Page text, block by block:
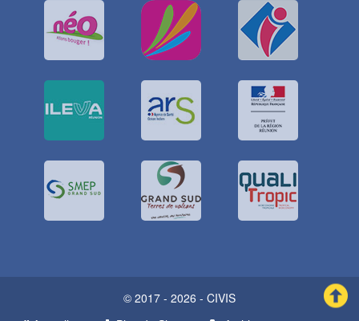
© 2017 - 2026 - CIVIS